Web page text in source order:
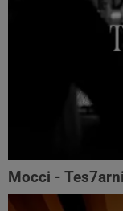
Mocci - Tes7arni